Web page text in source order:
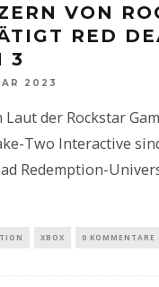
VON
RED
3
2023
Laut der Rockstar
Two Interactive
Redemption-
XBOX 0 KOMMENTARE